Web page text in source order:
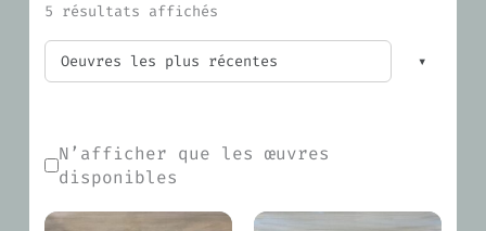
5 résultats affichés
N’afficher que les œuvres
disponibles